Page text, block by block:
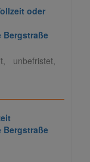
oder
Bergstraße
unbefristet,
Bergstraße